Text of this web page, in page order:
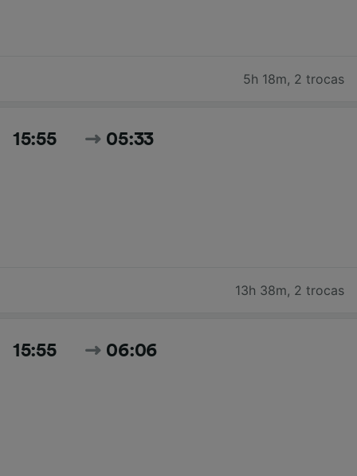
5h 18m, 2 trocas
15:55 05:33
13h 38m, 2 trocas
15:55 06:06